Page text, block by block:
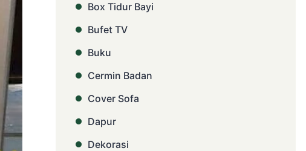
Box Tidur Bayi
Bufet TV
Buku
Cermin Badan
Cover Sofa
Dapur
Dekorasi